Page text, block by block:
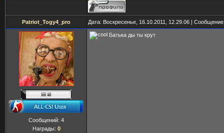
Patriot_Togy4_pro Дата: Воскресенье, 16.10.2011, 12.29.06 |
Сообщений: 4
Награды: 0
Батька ды ты крут